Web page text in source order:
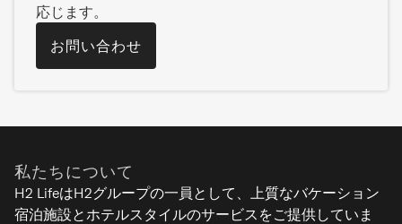
応じます。
お問い合わせ
私たちについて
H2 LifeはH2グループの一員として、上質なバケーション
宿泊施設とホテルスタイルのサービスをご提供していま